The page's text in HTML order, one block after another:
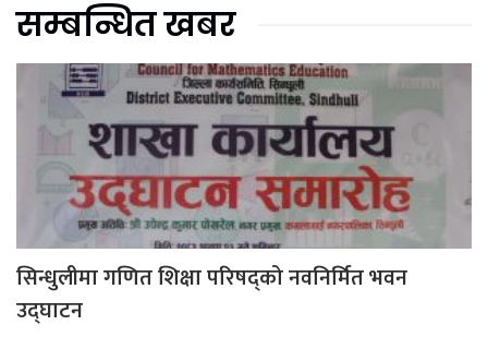
सम्बन्धित खबर
सिन्धुलीमा गणित शिक्षा परिषद्को नवनिर्मित भवन
उद्घाटन